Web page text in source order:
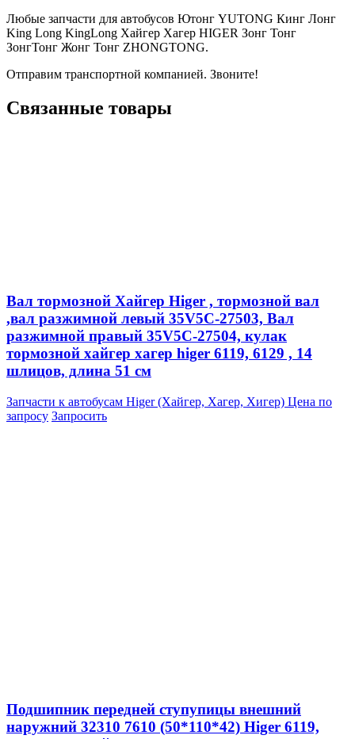
Любые запчасти для автобусов Ютонг YUTONG Кинг Лонг
King Long KingLong Хайгер Хагер HIGER Зонг Тонг
ЗонгТонг Жонг Тонг ZHONGTONG.
Отправим транспортной компанией. Звоните!
Связанные товары
Вал тормозной Хайгер Higer , тормозной вал
,вал разжимной левый 35V5C-27503, Вал
разжимной правый 35V5C-27504, кулак
тормозной хайгер хагер higer 6119, 6129 , 14
шлицов, длина 51 см
Запчасти к автобусам Higer (Хайгер, Хагер, Хигер) Цена по
запросу Запросить
Подшипник передней ступупицы внешний
наружний 32310 7610 (50*110*42) Higer 6119,